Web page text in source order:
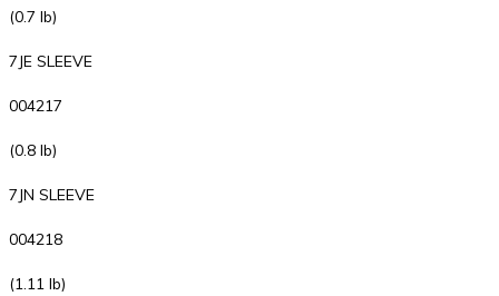
(0.7 lb)
7JE SLEEVE
004217
(0.8 lb)
7JN SLEEVE
004218
(1.11 lb)